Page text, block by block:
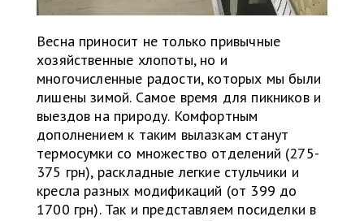
Весна приносит не только привычные
хозяйственные хлопоты, но и
многочисленные радости, которых мы были
лишены зимой. Самое время для пикников и
выездов на природу. Комфортным
дополнением к таким вылазкам станут
термосумки со множество отделений (275-
375 грн), раскладные легкие стульчики и
кресла разных модификаций (от 399 до
1700 грн). Так и представляем посиделки в